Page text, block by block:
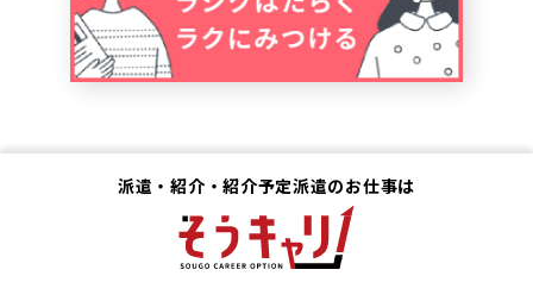
派遣・紹介・紹介予定派遣のお仕事は